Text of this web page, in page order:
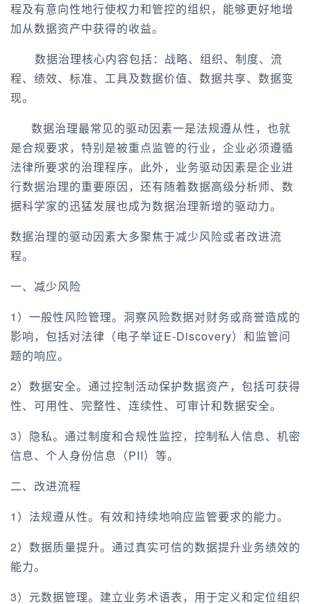
程及有意向性地行使权力和管控的组织，能够更好地增
加从数据资产中获得的收益。
数据治理核心内容包括：战略、组织、制度、流
程、绩效、标准、工具及数据价值、数据共享、数据变
现。
数据治理最常见的驱动因素一是法规遵从性，也就
是合规要求，特别是被重点监管的行业，企业必须遵循
法律所要求的治理程序。此外，业务驱动因素是企业进
行数据治理的重要原因，还有随着数据高级分析师、数
据科学家的迅猛发展也成为数据治理新增的驱动力。
数据治理的驱动因素大多聚焦于减少风险或者改进流
程。
一、减少风险
1）一般性风险管理。洞察风险数据对财务或商誉造成的
影响，包括对法律（电子举证E-Discovery）和监管问
题的响应。
2）数据安全。通过控制活动保护数据资产，包括可获得
性、可用性、完整性、连续性、可审计和数据安全。
3）隐私。通过制度和合规性监控，控制私人信息、机密
信息、个人身份信息（PII）等。
二、改进流程
1）法规遵从性。有效和持续地响应监管要求的能力。
2）数据质量提升。通过真实可信的数据提升业务绩效的
能力。
3）元数据管理。建立业务术语表，用于定义和定位组织